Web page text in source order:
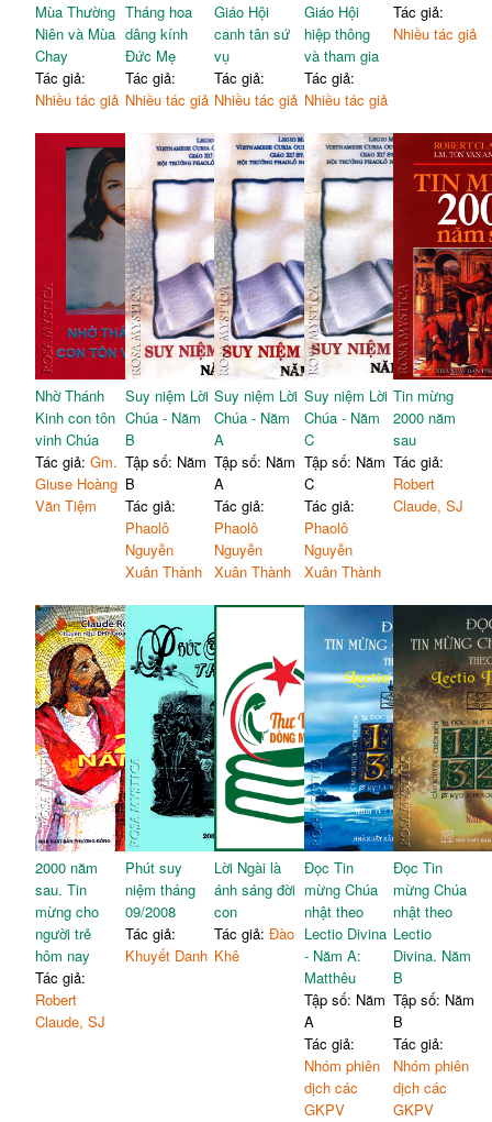
Mùa Thường
Niên và Mùa
Chay
Tác giả:
Nhiều tác giả
Tháng hoa
dâng kính
Đức Mẹ
Tác giả:
Nhiều tác giả
Giáo Hội
canh tân sứ
vụ
Tác giả:
Nhiều tác giả
Giáo Hội
hiệp thông
và tham gia
Tác giả:
Nhiều tác giả
Tác giả:
Nhiều tác giả
Nhờ Thánh
Kinh con tôn
vinh Chúa
Tác giả:Gm.
Giuse Hoàng
Văn Tiệm
Suy niệm Lời
Chúa - Năm
B
Tập số: Năm
B
Tác giả:
Phaolô
Nguyễn
Xuân Thành
Suy niệm Lời
Chúa - Năm
A
Tập số: Năm
A
Tác giả:
Phaolô
Nguyễn
Xuân Thành
Suy niệm Lời
Chúa - Năm
C
Tập số: Năm
C
Tác giả:
Phaolô
Nguyễn
Xuân Thành
Tin mừng
2000 năm
sau
Tác giả:
Robert
Claude, SJ
2000 năm
sau. Tin
mừng cho
người trẻ
hôm nay
Tác giả:
Robert
Claude, SJ
Phút suy
niệm tháng
09/2008
Tác giả:
Khuyết Danh
Lời Ngài là
ánh sáng đời
con
Tác giả:Đào
Khê
Đọc Tin
mừng Chúa
nhật theo
Lectio Divina
- Năm A:
Matthêu
Tập số: Năm
A
Tác giả:
Nhóm phiên
dịch các
GKPV
Đọc Tin
mừng Chúa
nhật theo
Lectio
Divina. Năm
B
Tập số: Năm
B
Tác giả:
Nhóm phiên
dịch các
GKPV